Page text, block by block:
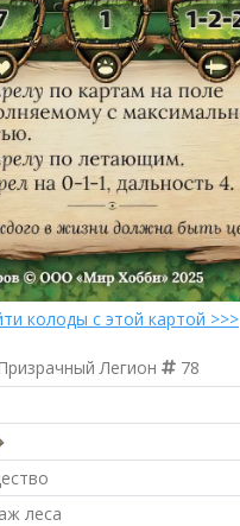
колоды с этой картой >>>
Легион
78
леса